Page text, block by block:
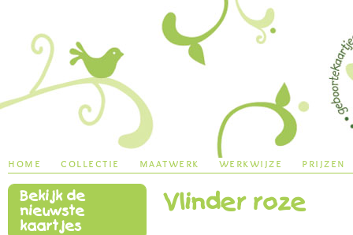
Vlinder roze
main menu
home collectie maatwerk werkwijze prijzen
Bekijk de
nieuwste
kaartjes